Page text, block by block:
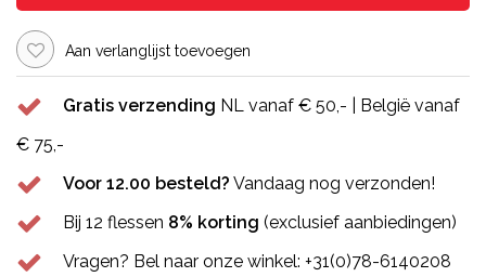
Aan verlanglijst toevoegen
Gratis verzending NL vanaf € 50,- | België vanaf
€ 75,-
Voor 12.00 besteld? Vandaag nog verzonden!
Bij 12 flessen 8% korting (exclusief aanbiedingen)
Vragen? Bel naar onze winkel: +31(0)78-6140208